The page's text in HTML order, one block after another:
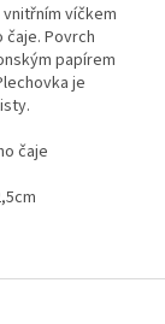
víčkem
čaje. Povrch
papírem
je
čaje